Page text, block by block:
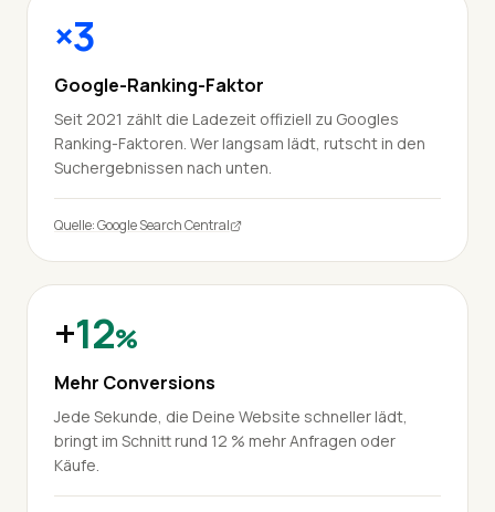
×3
Google-Ranking-Faktor
Seit 2021 zählt die Ladezeit offiziell zu Googles
Ranking-Faktoren. Wer langsam lädt, rutscht in den
Suchergebnissen nach unten.
Quelle: Google Search Central
+12%
Mehr Conversions
Jede Sekunde, die Deine Website schneller lädt,
bringt im Schnitt rund 12 % mehr Anfragen oder
Käufe.